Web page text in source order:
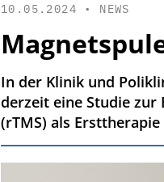
10.05.2024 • NEWS
In der Klinik und
derzeit eine Studie
(rTMS) als